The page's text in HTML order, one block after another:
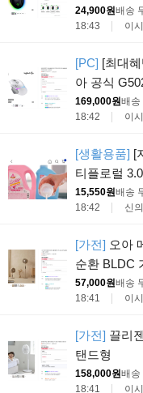
24,900원배송
18:43
이
[PC] [최대
아 공식
169,000원배송
18:42
이
[생활용품] [
티플로럴
15,550원배송
18:42
신
[가전] 오아
순환 BLDC
57,000원배송
18:41
이
[가전] 끌리
탠드형
158,000원배송
18:41
이